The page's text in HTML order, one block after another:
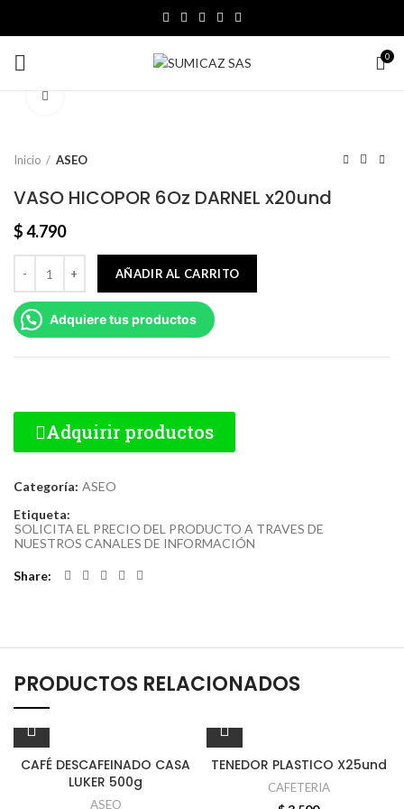
0
Inicio ASEO
VASO HICOPOR 6Oz DARNEL x20und
$4.790
AÑADIR AL CARRITO
Adquiere tus productos
Adquirir productos
Categoría: ASEO
Etiqueta:
SOLICITA EL PRECIO DEL PRODUCTO A TRAVES DE
NUESTROS CANALES DE INFORMACIÓN
Share
PRODUCTOS RELACIONADOS
CAFÉ DESCAFEINADO CASA
LUKER 500g
ASEO
TENEDOR PLASTICO X25und
CAFETERIA